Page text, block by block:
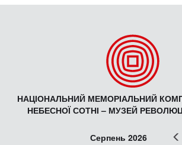
НАЦІОНАЛЬНИЙ МЕМОРІАЛЬНИЙ
НЕБЕСНОЇ СОТНІ – МУЗЕЙ
Серпень 2026